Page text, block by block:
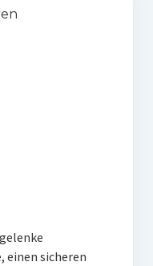
sicheren